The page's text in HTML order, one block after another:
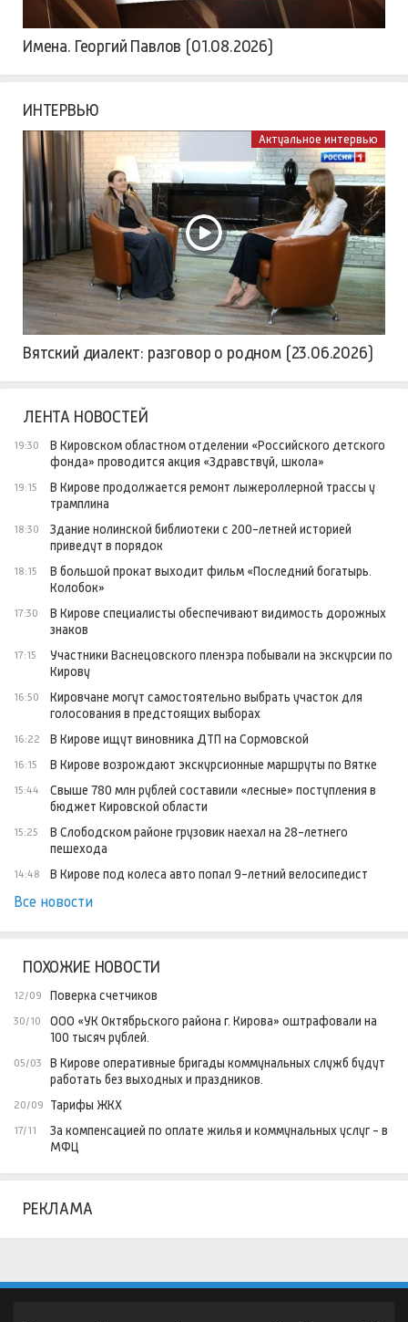
Имена. Георгий Павлов (01.08.2026)
ИНТЕРВЬЮ
Актуальное интервью
Вятский диалект: разговор о родном (23.06.2026)
ЛЕНТА НОВОСТЕЙ
19:30
В Кировском областном отделении «Российского детского
фонда» проводится акция «Здравствуй, школа»
19:15
В Кирове продолжается ремонт лыжероллерной трассы у
трамплина
18:30
Здание нолинской библиотеки с 200-летней историей
приведут в порядок
18:15
В большой прокат выходит фильм «Последний богатырь.
Колобок»
17:30
В Кирове специалисты обеспечивают видимость дорожных
знаков
17:15
Участники Васнецовского пленэра побывали на экскурсии по
Кирову
16:50
Кировчане могут самостоятельно выбрать участок для
голосования в предстоящих выборах
16:22 В Кирове ищут виновника ДТП на Сормовской
16:15 В Кирове возрождают экскурсионные маршруты по Вятке
15:44
Свыше 780 млн рублей составили «лесные» поступления в
бюджет Кировской области
15:25
В Слободском районе грузовик наехал на 28-летнего
пешехода
14:48 В Кирове под колеса авто попал 9-летний велосипедист
Все новости
ПОХОЖИЕ НОВОСТИ
12/09 Поверка счетчиков
30/10
ООО «УК Октябрьского района г. Кирова» оштрафовали на
100 тысяч рублей.
05/03
В Кирове оперативные бригады коммунальных служб будут
работать без выходных и праздников.
20/09 Тарифы ЖКХ
17/11
За компенсацией по оплате жилья и коммунальных услуг - в
МФЦ
РЕКЛАМА